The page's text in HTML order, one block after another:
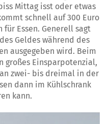
Mittag isst oder etwas
schnell auf 300 Euro
Essen. Generell sagt
Geldes während des
ausgegeben wird. Beim
großes Einsparpotenzial,
zwei- bis dreimal in der
dann im Kühlschrank
kann.